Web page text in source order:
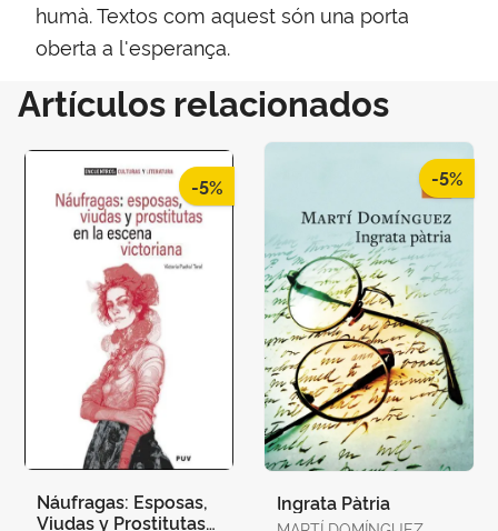
humà. Textos com aquest són una porta
oberta a l'esperança.
Artículos relacionados
-5%
Náufragas: Esposas,
Viudas y Prostitutas
-5%
Ingrata Pàtria